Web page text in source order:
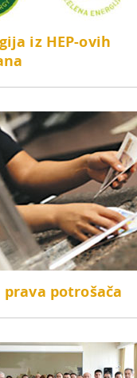
iz HEP-ovih
potrošača